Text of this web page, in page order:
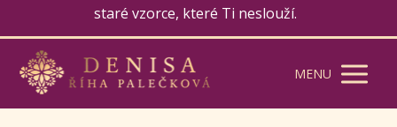
staré vzorce, které Ti neslouží.
MENU